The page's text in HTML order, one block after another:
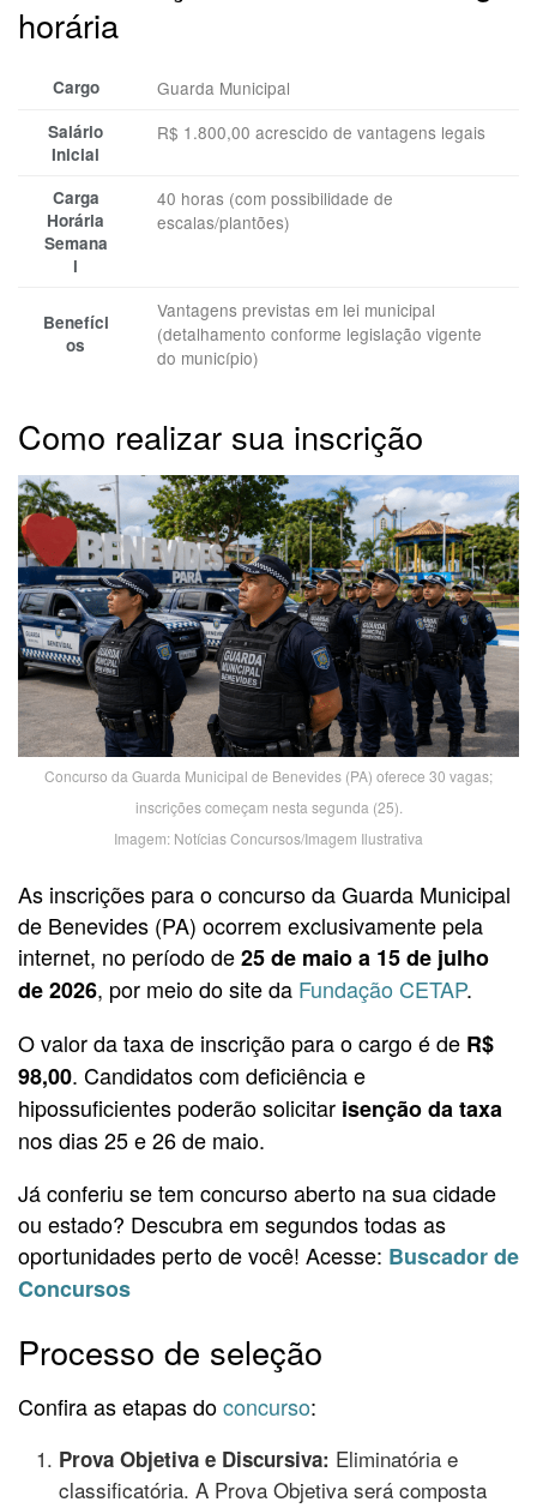
horária
Cargo Guarda Municipal
Salário
Inicial
R$ 1.800,00 acrescido de vantagens legais
Carga
Horária
Semana
l
40 horas (com possibilidade de
escalas/plantões)
Benefíci
os
Vantagens previstas em lei municipal
(detalhamento conforme legislação vigente
do município)
Como realizar sua inscrição
Concurso da Guarda Municipal de Benevides (PA) oferece 30 vagas;
inscrições começam nesta segunda (25).
Imagem: Notícias Concursos/Imagem Ilustrativa
As inscrições para o concurso da Guarda Municipal
de Benevides (PA) ocorrem exclusivamente pela
internet, no período de25 de maio a 15 de julho
de 2026, por meio do site da Fundação CETAP.
O valor da taxa de inscrição para o cargo é de R$
98,00. Candidatos com deficiência e
hipossuficientes poderão solicitar isenção da taxa
nos dias 25 e 26 de maio.
Já conferiu se tem concurso aberto na sua cidade
ou estado? Descubra em segundos todas as
oportunidades perto de você! Acesse: Buscador de
Concursos
Processo de seleção
Confira as etapas doconcurso:
Prova Objetiva e Discursiva: Eliminatória e
classificatória. A Prova Objetiva será composta